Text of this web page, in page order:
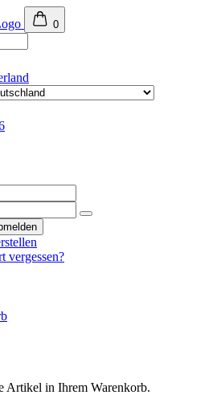
0
vergessen?
Artikel in Ihrem Warenkorb.